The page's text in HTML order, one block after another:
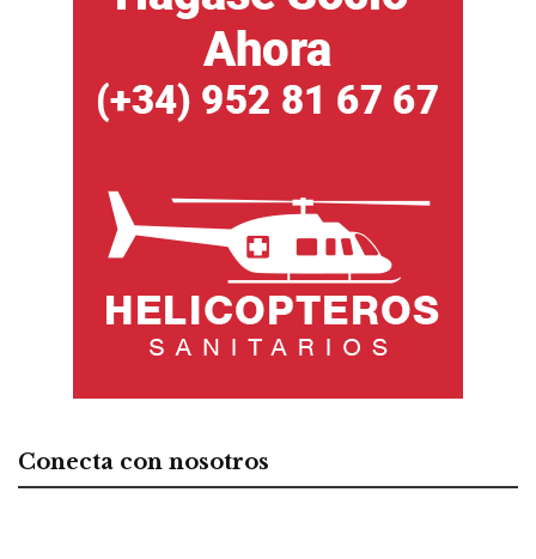
Conecta con nosotros